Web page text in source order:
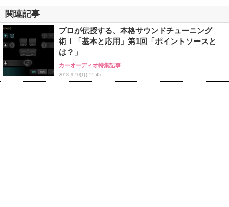
関連記事
プロが伝授する、本格サウンドチューニング
術！「基本と応用」第1回「ポイントソースと
は？」
カーオーディオ特集記事
2018.9.10(月) 11:45